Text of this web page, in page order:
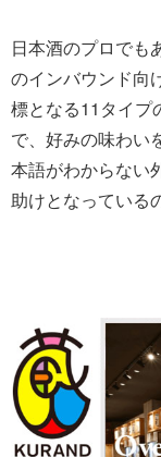
日本酒のプロでも
のインバウンド向
標となる11タイプ
で、好みの味わい
本語がわからない
助けとなっている